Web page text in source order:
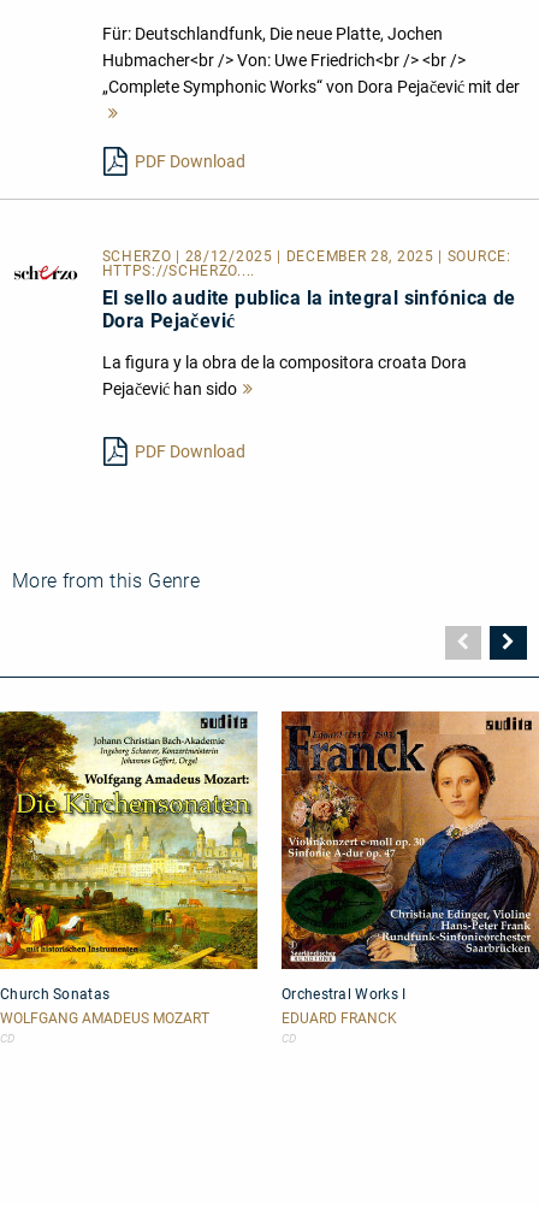
Für: Deutschlandfunk, Die neue Platte, Jochen
Hubmacher<br /> Von: Uwe Friedrich<br /> <br />
„Complete Symphonic Works“ von Dora Pejačević mit der
PDF Download
SCHERZO | 28/12/2025 | DECEMBER 28, 2025 | SOURCE:
HTTPS://SCHERZO....
El sello audite publica la integral sinfónica de
Dora Pejačević
La figura y la obra de la compositora croata Dora
Pejačević han sido
PDF Download
More from this Genre
Seite
Sonatas
Church Sonatas
WOLFGANG AMADEUS MOZART
CD
Works
I
Orchestral Works I
EDUARD FRANCK
CD